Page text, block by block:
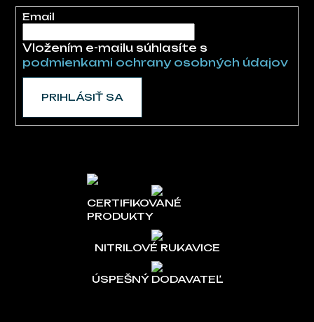
Email
Vložením e-mailu súhlasíte s
podmienkami ochrany osobných údajov
PRIHLÁSIŤ SA
CERTIFIKOVANÉ
PRODUKTY
NITRILOVÉ RUKAVICE
ÚSPEŠNÝ DODAVATEĽ